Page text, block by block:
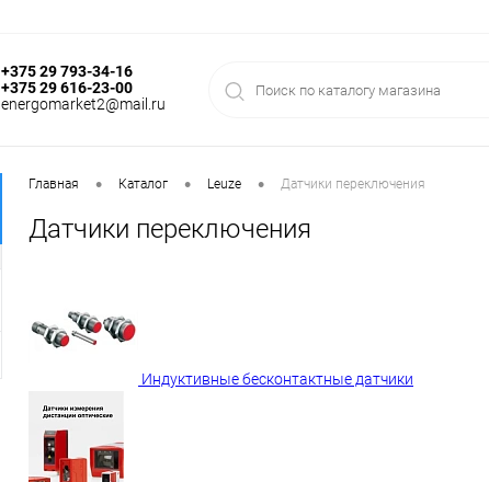
+375 29 793-34-16
+375 29 616-23-00
energomarket2@mail.ru
Главная • Каталог • Leuze • Датчики переключения
Датчики переключения
Индуктивные бесконтактные датчики